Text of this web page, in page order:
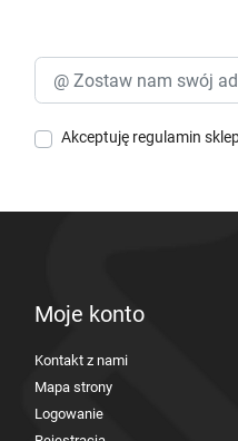
Akceptuję regulamin
Moje konto
Kontakt z nami
Mapa strony
Logowanie